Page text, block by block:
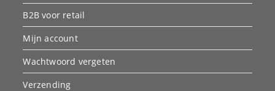
B2B voor retail
Mijn account
Wachtwoord vergeten
Verzending